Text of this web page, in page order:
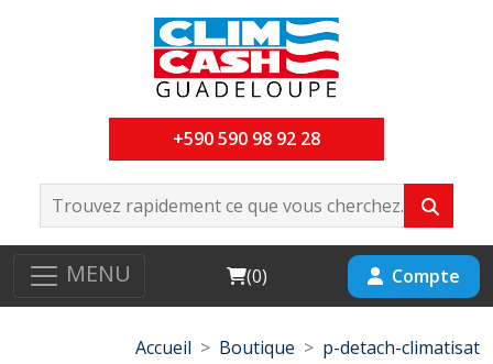
+590 590 98 92 28
MENU Cart
(0) Compte
Accueil Boutique
p-detach-climatisat